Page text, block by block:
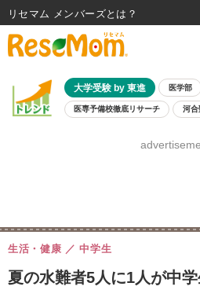
大学受験 by 東進 医学部
医専予備校徹底リサーチ 河合
8月開催学校説明会・
夏の水難者5人に1人が中
生活・健康 中学生
リセマム メンバーズ